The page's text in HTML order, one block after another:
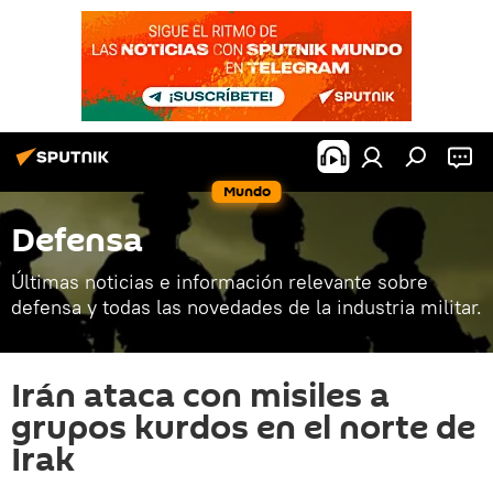
Mundo
Defensa
Últimas noticias e información relevante sobre
defensa y todas las novedades de la industria militar.
Irán ataca con misiles a
grupos kurdos en el norte de
Irak